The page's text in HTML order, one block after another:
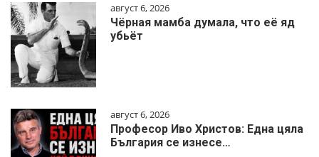
август 6, 2026
Чёрная мамба думала, что её яд
убьёт
август 6, 2026
Професор Иво Христов: Една цяла
България се изнесе…